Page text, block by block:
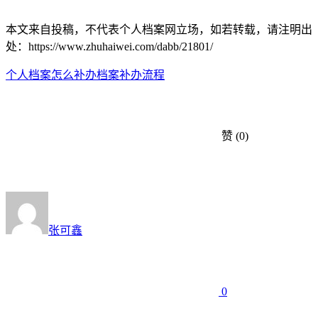
本文来自投稿，不代表个人档案网立场，如若转载，请注明出
处：https://www.zhuhaiwei.com/dabb/21801/
个人档案怎么补办档案补办流程
赞 (0)
张可鑫
0